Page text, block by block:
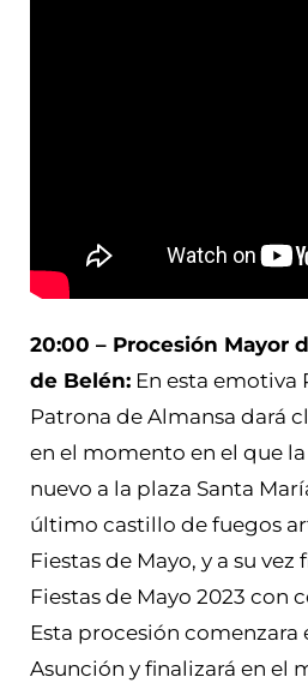
20:00 – Procesión Mayor
de Belén: En esta emotiva
Patrona de Almansa dará
en el momento en el que
nuevo a la plaza Santa
último castillo de fuegos
Fiestas de Mayo, y a su
Fiestas de Mayo 2023 con
Esta procesión comenzara
Asunción y finalizará en el